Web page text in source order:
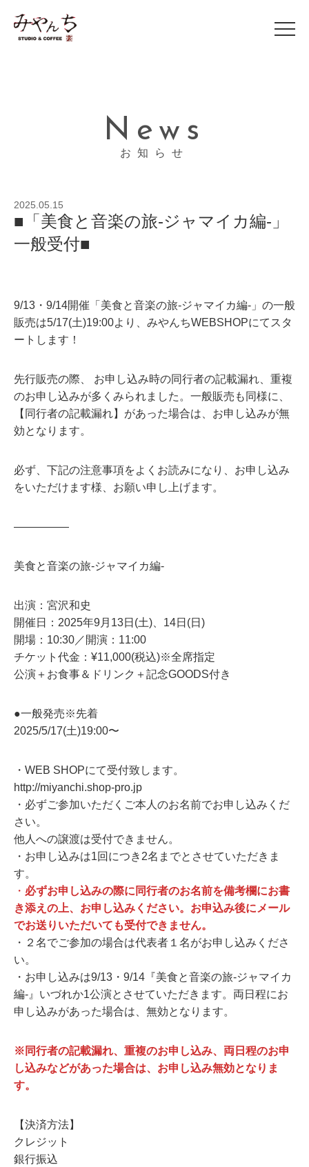
News
お知らせ
2025.05.15
■「美食と音楽の旅-ジャマイカ編-」
一般受付■
9/13・9/14開催「美食と音楽の旅-ジャマイカ編-」の一般
販売は5/17(土)19:00より、みやんちWEBSHOPにてスタ
ートします！
先行販売の際、 お申し込み時の同行者の記載漏れ、重複
のお申し込みが多くみられました。一般販売も同様に、
【同行者の記載漏れ】があった場合は、お申し込みが無
効となります。
必ず、下記の注意事項をよくお読みになり、お申し込み
をいただけます様、お願い申し上げます。
―――――
美食と音楽の旅-ジャマイカ編-
出演：宮沢和史
開催日：2025年9月13日(土)、14日(日)
開場：10:30／開演：11:00
チケット代金：¥11,000(税込)※全席指定
公演＋お食事＆ドリンク＋記念GOODS付き
●一般発売※先着
2025/5/17(土)19:00〜
・WEB SHOPにて受付致します。
http://miyanchi.shop-pro.jp
・必ずご参加いただくご本人のお名前でお申し込みくだ
さい。
他人への譲渡は受付できません。
・お申し込みは1回につき2名までとさせていただきま
す。
・ 必ずお申し込みの際に同行者のお名前を備考欄にお書
き添えの上、お申し込みください。お申込み後にメール
でお送りいただいても受付できません。
・２名でご参加の場合は代表者１名がお申し込みくださ
い。
・お申し込みは9/13・9/14『美食と音楽の旅-ジャマイカ
編-』いづれか1公演とさせていただきます。両日程にお
申し込みがあった場合は、無効となります。
※同行者の記載漏れ、重複のお申し込み、両日程のお申
し込みなどがあった場合は、お申し込み無効となりま
す。
【決済方法】
クレジット
銀行振込